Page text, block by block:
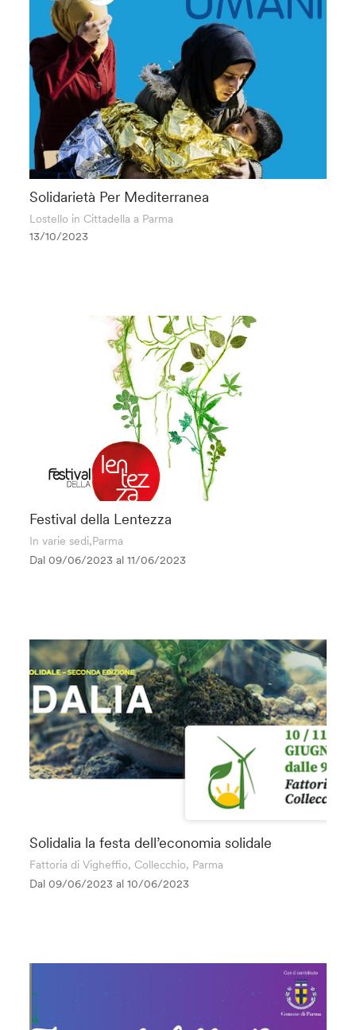
Solidarietà Per Mediterranea
Lostello in Cittadella a Parma
13/10/2023
Festival della Lentezza
In varie sedi,Parma
Dal 09/06/2023 al11/06/2023
Solidalia la festa dell’economia solidale
Fattoria di Vigheffio, Collecchio, Parma
Dal 09/06/2023 al10/06/2023